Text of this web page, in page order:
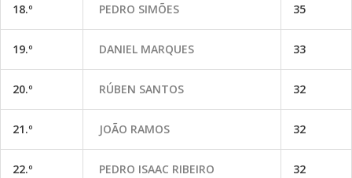
18.º PEDRO SIMÕES 35
19.º DANIEL MARQUES 33
20.º RÚBEN SANTOS 32
21.º JOÃO RAMOS 32
22.º PEDRO ISAAC RIBEIRO 32